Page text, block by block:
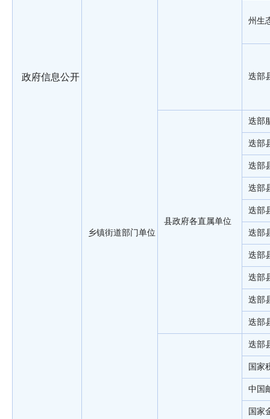
政府信息公开
乡镇街道部门单位
州生
迭部
县政府各直属单位
迭部
迭部
迭部
迭部
迭部
迭部
迭部
迭部
迭部
迭部
迭部
国家
中国
国家